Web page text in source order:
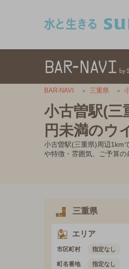
BAR-NAVI 三重県
小古曽駅(三
円未満のウ
小古曽駅(三重県)周辺1km
や特徴・雰囲気、ご予算の
三重県
エリア
市区町村 指定なし
町名番地 指定なし